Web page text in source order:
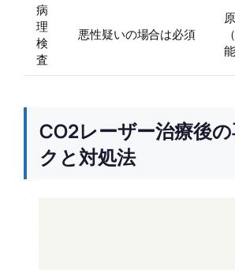
病
理
検
査
悪性疑いの場合は必須
能
CO2レーザー治療後
クと対処法